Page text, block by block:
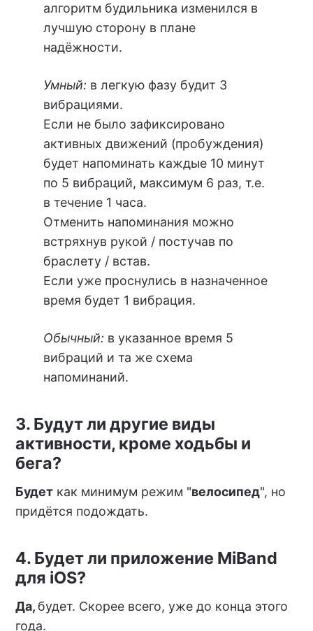
алгоритм будильника изменился в
лучшую сторону в плане
надёжности.
Умный: в легкую фазу будит 3
вибрациями.
Если не было зафиксировано
активных движений (пробуждения)
будет напоминать каждые 10 минут
по 5 вибраций, максимум 6 раз, т.е.
в течение 1 часа.
Отменить напоминания можно
встряхнув рукой / постучав по
браслету / встав.
Если уже проснулись в назначенное
время будет 1 вибрация.
Обычный: в указанное время 5
вибраций и та же схема
напоминаний.
3. Будут ли другие виды
активности, кроме ходьбы и
бега?
Будеткак минимум режим "велосипед", но
придётся подождать.
4. Будет ли приложение MiBand
для iOS?
Да, будет. Скорее всего, уже до конца этого
года.